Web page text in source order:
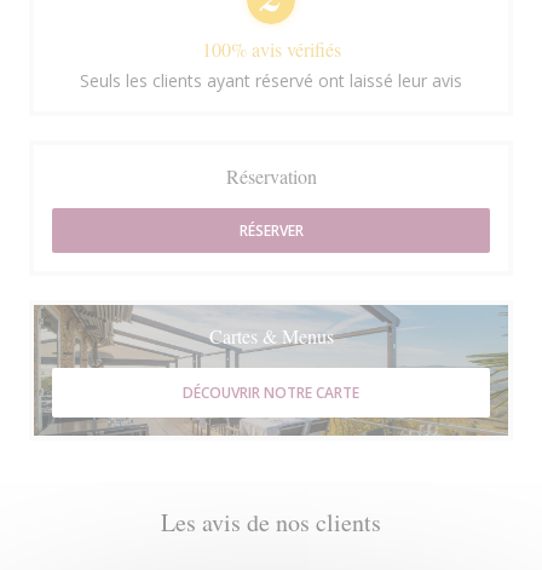
Les avis de nos clients
100% avis vérifiés
Seuls les clients ayant réservé ont laissé leur avis
Réservation
RÉSERVER
Cartes & Menus
DÉCOUVRIR NOTRE CARTE